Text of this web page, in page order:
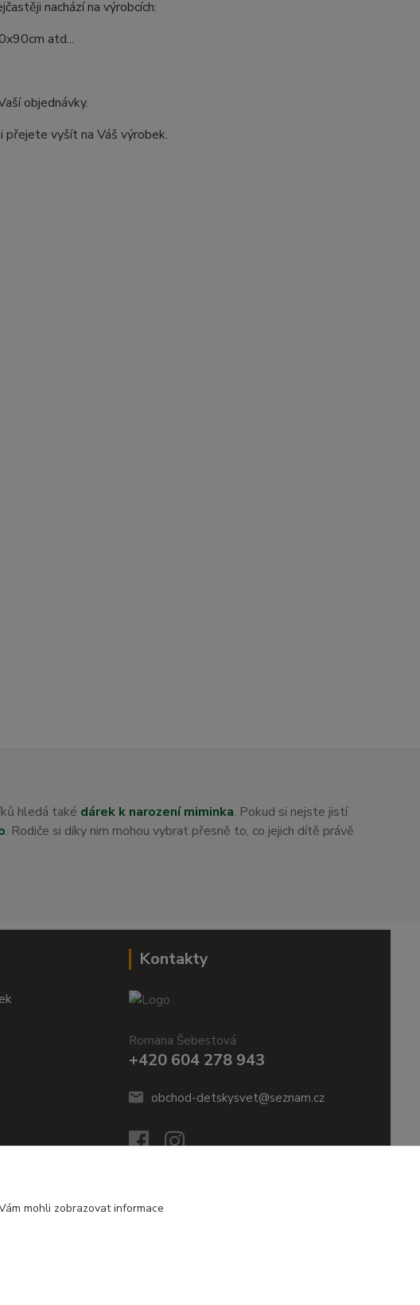
nachází na výrobcích:
atd...
objednávky.
přejete vyšít na Váš výrobek.
hledá také dárek k narození miminka. Pokud si nejste jistí
. Rodiče si díky nim mohou vybrat přesně to, co jejich dítě právě
Kontakty
Romana Šebestová
+420 604 278 943
obchod-detskysvet@seznam.cz
mohli zobrazovat informace